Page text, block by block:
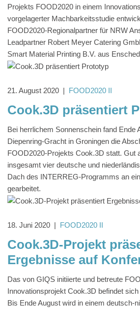
Projekts FOOD2020 in einem
vorgelagerter Machbarkeitsstudie
FOOD2020-Regionalpartner für NRW
Leadpartner Robert Meyer Catering
Smart Material Printing B.V. aus
21. August 2020 | FOOD2020 II
Cook.3D präsentiert
Bei herrlichem Sonnenschein fand Ende
Diepenring-Gracht in Groningen die
FOOD2020-Projekts Cook.3D statt. Gut
insgesamt vier deutsche und
Dach des INTERREG-Programms an
gearbeitet.
18. Juni 2020 | FOOD2020 II
Cook.3D-Projekt
Ergebnisse auf
Das von GIQS initiierte und betreute
Innovationsprojekt Cook.3D befindet
Bis Ende August wird in einem deutsch-